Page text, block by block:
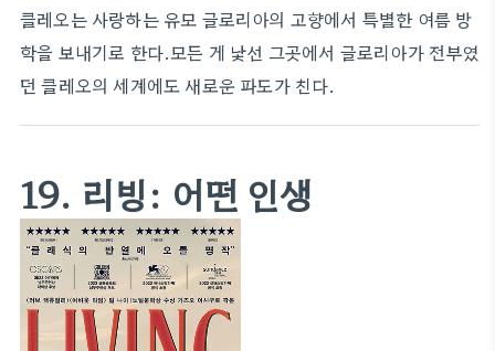
클레오는 사랑하는 유모 글로리아의 고향에서 특별한 여름 방
학을 보내기로 한다.모든 게 낯선 그곳에서 글로리아가 전부였
던 클레오의 세계에도 새로운 파도가 친다.
19. 리빙: 어떤 인생